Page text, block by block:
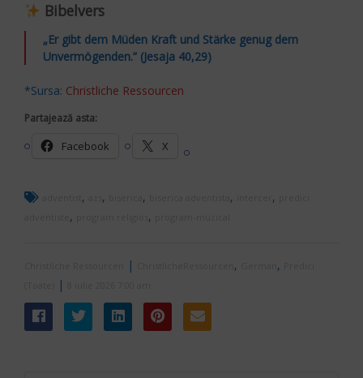
Bibelvers
„Er gibt dem Müden Kraft und Stärke genug dem
Unvermögenden.” (Jesaja 40,29)
*Sursa: Christliche Ressourcen
Partajează asta:
Facebook X
, , , , ,
, ,
| , ,
|